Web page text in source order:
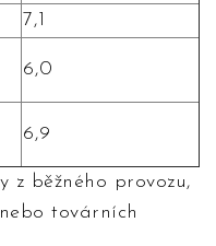
7,1
6,0
6,9
z běžného provozu,
továrních